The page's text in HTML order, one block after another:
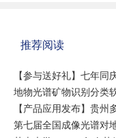
推荐阅读
【参与送好礼】七年同
【产品应用发布】贵州
第七届全国成像光谱对